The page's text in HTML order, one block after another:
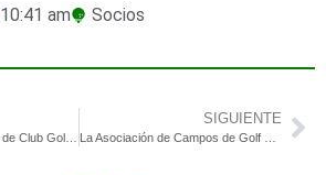
10:41 am Socios
SIGUIENTE